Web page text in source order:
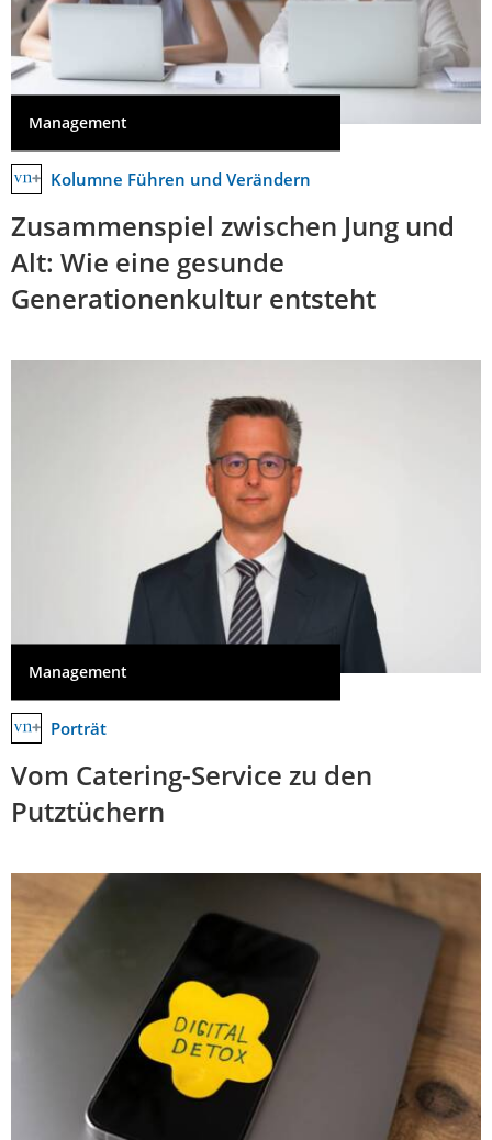
Management
Kolumne Führen und Verändern
Zusammenspiel zwischen Jung und
Alt: Wie eine gesunde
Generationenkultur entsteht
Management
Porträt
Vom Catering-Service zu den
Putztüchern